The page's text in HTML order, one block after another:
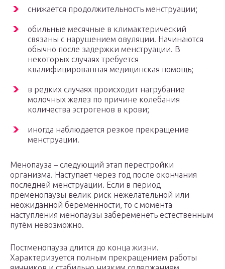
снижается продолжительность менструации;
обильные месячные в климактерический
связаны с нарушением овуляции. Начинаются
обычно после задержки менструации. В
некоторых случаях требуется
квалифицированная медицинская помощь;
в редких случаях происходит нагрубание
молочных желез по причине колебания
количества эстрогенов в крови;
иногда наблюдается резкое прекращение
менструации.
Менопауза – следующий этап перестройки
организма. Наступает через год после окончания
последней менструации. Если в период
пременопаузы велик риск нежелательной или
неожиданной беременности, то с момента
наступления менопаузы забеременеть естественным
путём невозможно.
Постменопауза длится до конца жизни.
Характеризуется полным прекращением работы